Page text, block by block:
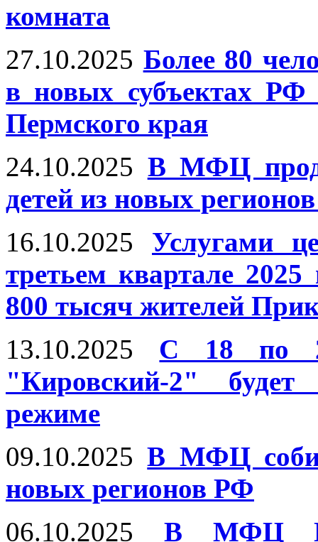
комната
27.10.2025 Более 80
в новых субъектах
Пермского края
24.10.2025 В МФЦ
детей из новых
16.10.2025
Услугами
третьем квартале
800 тысяч жителей
13.10.2025
С 18 по
"Кировский-2"
режиме
09.10.2025 В МФЦ
новых регионов РФ
06.10.2025
В МФЦ